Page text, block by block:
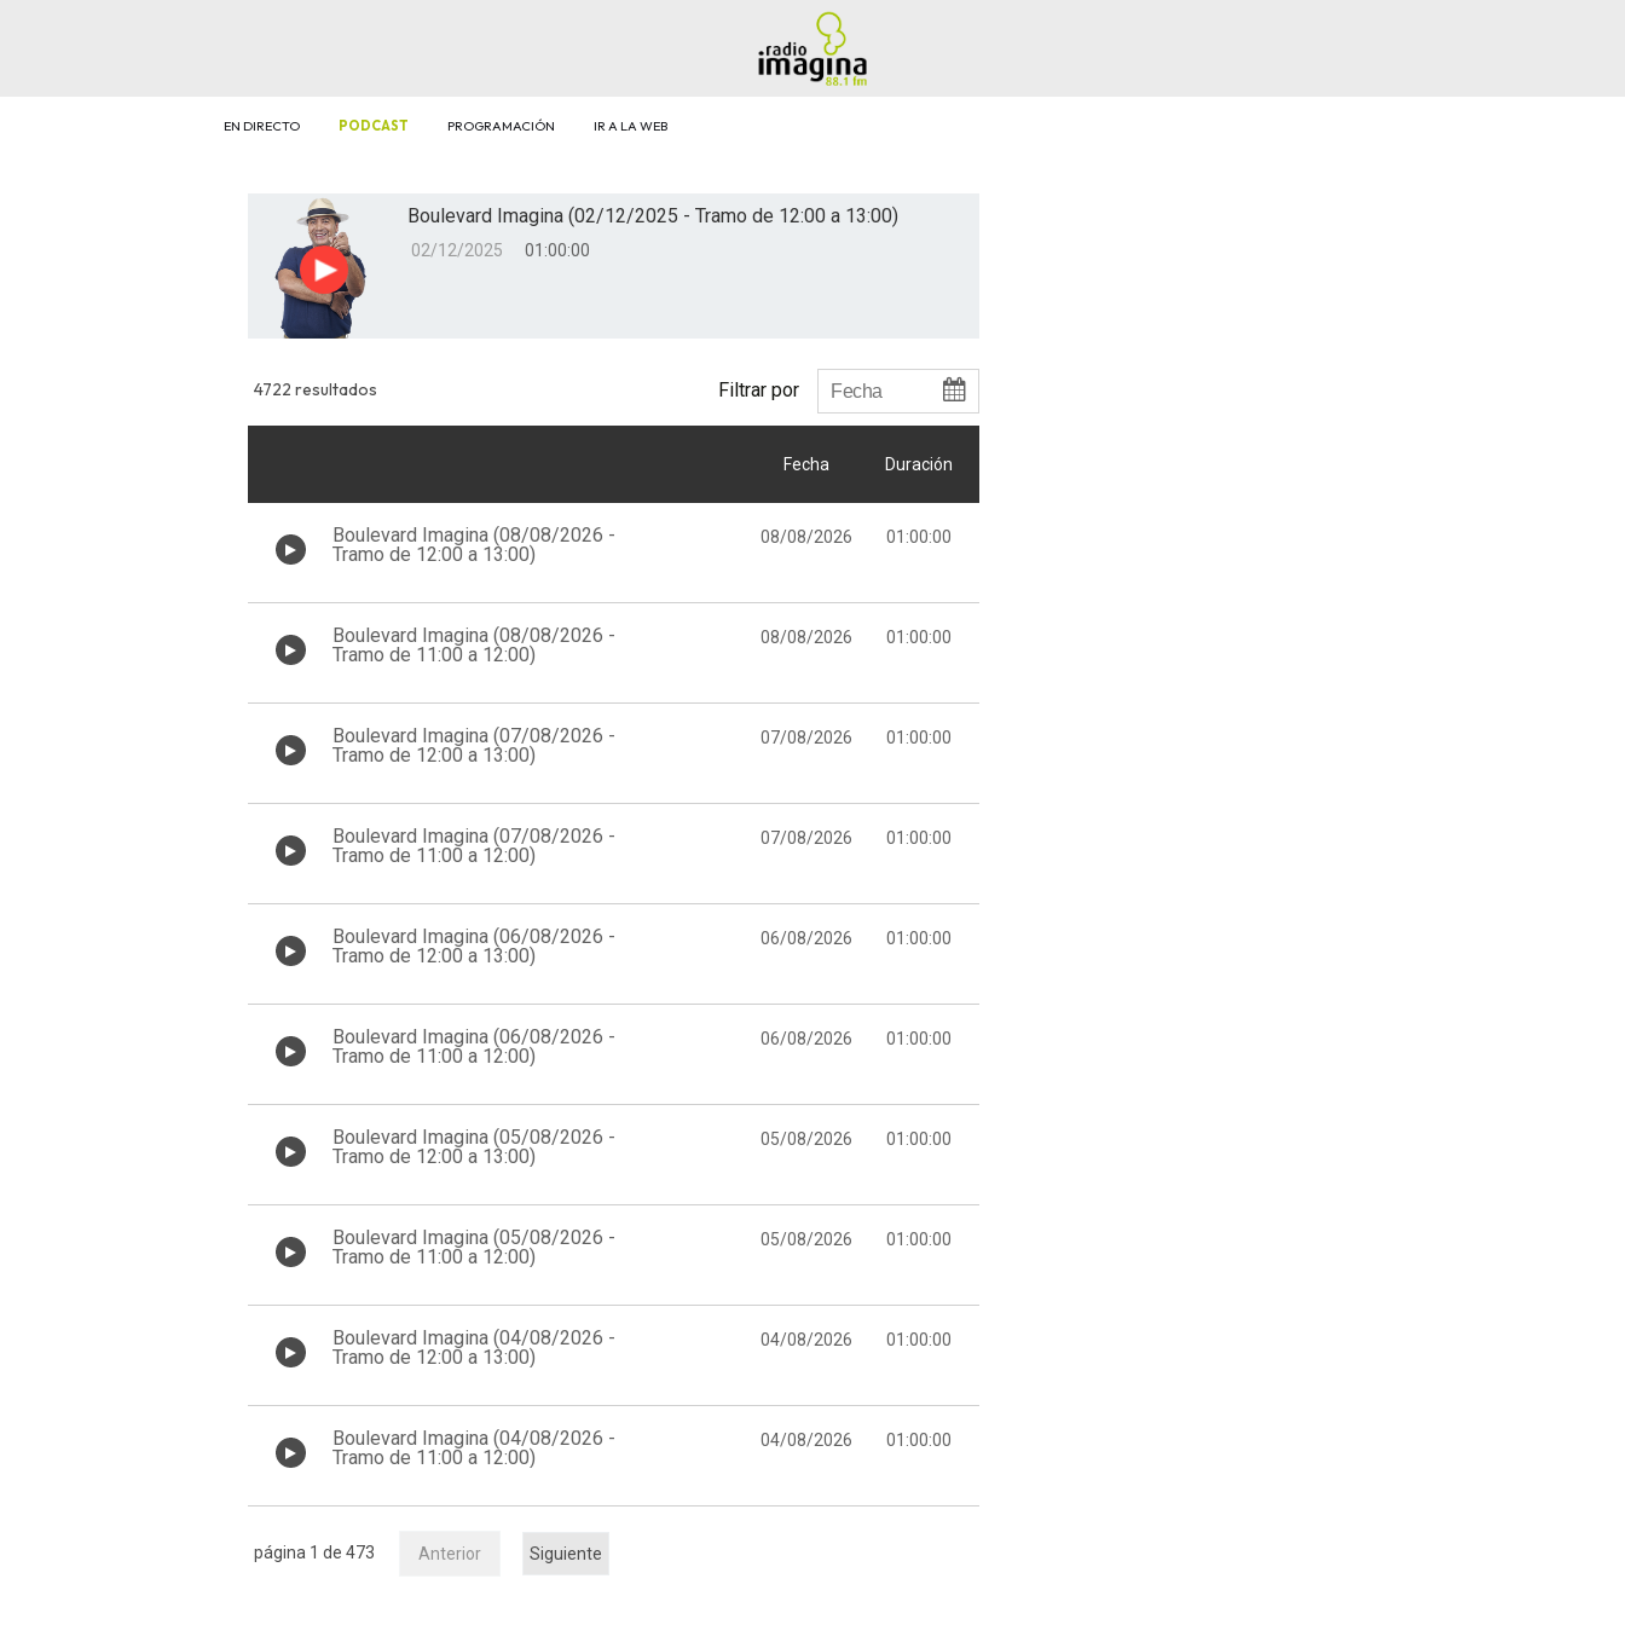
EN DIRECTO PODCAST PROGRAMACIÓN IR A LA WEB
Reproducir
Boulevard Imagina (02/12/2025 - Tramo de 12:00 a 13:00)
02/12/2025 01:00:00
4722 resultados Filtrar por
Fecha Duración
Boulevard Imagina (08/08/2026 -
Tramo de 12:00 a 13:00)
08/08/2026 01:00:00
Boulevard Imagina (08/08/2026 -
Tramo de 11:00 a 12:00)
08/08/2026 01:00:00
Boulevard Imagina (07/08/2026 -
Tramo de 12:00 a 13:00)
07/08/2026 01:00:00
Boulevard Imagina (07/08/2026 -
Tramo de 11:00 a 12:00)
07/08/2026 01:00:00
Boulevard Imagina (06/08/2026 -
Tramo de 12:00 a 13:00)
06/08/2026 01:00:00
Boulevard Imagina (06/08/2026 -
Tramo de 11:00 a 12:00)
06/08/2026 01:00:00
Boulevard Imagina (05/08/2026 -
Tramo de 12:00 a 13:00)
05/08/2026 01:00:00
Boulevard Imagina (05/08/2026 -
Tramo de 11:00 a 12:00)
05/08/2026 01:00:00
Boulevard Imagina (04/08/2026 -
Tramo de 12:00 a 13:00)
04/08/2026 01:00:00
Boulevard Imagina (04/08/2026 -
Tramo de 11:00 a 12:00)
04/08/2026 01:00:00
Anterior Siguiente
página 1 de 473